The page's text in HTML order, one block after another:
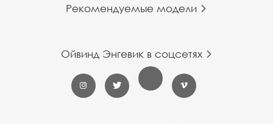
Рекомендуемые модели
Ойвинд Энгевик в соцсетях